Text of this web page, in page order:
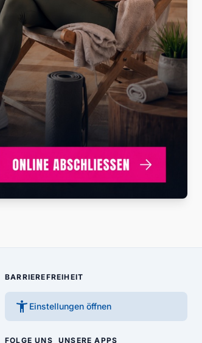
BARRIEREFREIHEIT
accessibility_new Einstellungen öffnen
FOLGE UNS UNSERE APPS